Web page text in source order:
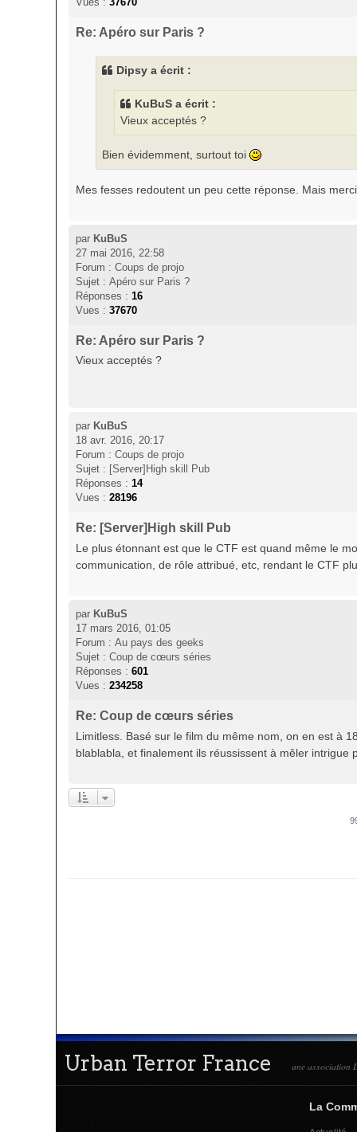
Re: Apéro sur Paris ?
Dipsy a écrit :
KuBuS a écrit :
Vieux acceptés ?
Bien évidemment, surtout toi
Mes fesses redoutent un peu cette réponse. Mais
par KuBuS
27 mai 2016, 22:58
Forum : Coups de projo
Sujet : Apéro sur Paris ?
Réponses : 16
Vues : 37670
Re: Apéro sur Paris ?
Vieux acceptés ?
par KuBuS
18 avr. 2016, 20:17
Forum : Coups de projo
Sujet : [Server]High skill Pub
Réponses : 14
Vues : 28196
Re: [Server]High skill Pub
Le plus étonnant est que le CTF est quand même le
communication, de rôle attribué, etc, rendant le CTF
par KuBuS
17 mars 2016, 01:05
Forum : Au pays des geeks
Sujet : Coup de cœurs séries
Réponses : 601
Vues : 234258
Re: Coup de cœurs séries
Limitless. Basé sur le film du même nom, on en est à
blablabla, et finalement ils réussissent à mêler
Urban Terror France une association
La